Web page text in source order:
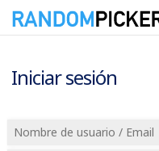
Iniciar sesión